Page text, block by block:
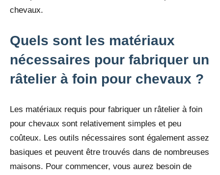
chevaux.
Quels sont les matériaux
nécessaires pour fabriquer un
râtelier à foin pour chevaux ?
Les matériaux requis pour fabriquer un râtelier à foin
pour chevaux sont relativement simples et peu
coûteux. Les outils nécessaires sont également assez
basiques et peuvent être trouvés dans de nombreuses
maisons. Pour commencer, vous aurez besoin de